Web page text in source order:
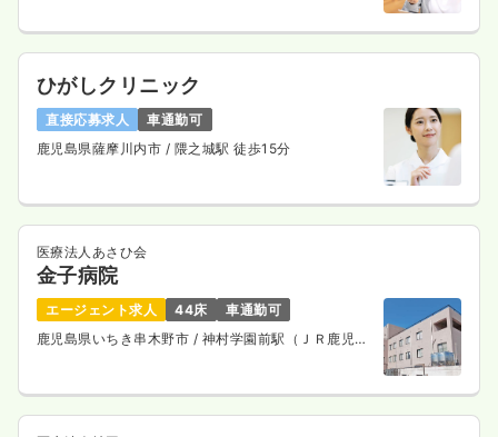
ひがしクリニック
直接応募求人
車通勤可
鹿児島県薩摩川内市 / 隈之城駅 徒歩15分
医療法人あさひ会
金子病院
エージェント求人 44床
車通勤可
鹿児島県いちき串木野市 / 神村学園前駅（ＪＲ鹿児島